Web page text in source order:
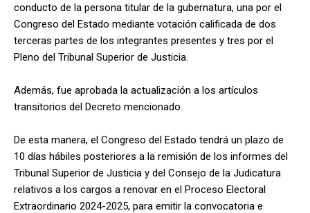
conducto de la persona titular de la gubernatura, una por el
Congreso del Estado mediante votación calificada de dos
terceras partes de los integrantes presentes y tres por el
Pleno del Tribunal Superior de Justicia.
Además, fue aprobada la actualización a los artículos
transitorios del Decreto mencionado.
De esta manera, el Congreso del Estado tendrá un plazo de
10 días hábiles posteriores a la remisión de los informes del
Tribunal Superior de Justicia y del Consejo de la Judicatura
relativos a los cargos a renovar en el Proceso Electoral
Extraordinario 2024-2025, para emitir la convocatoria e